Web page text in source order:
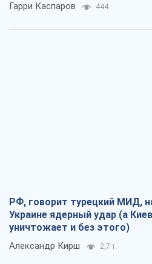
Гарри Каспаров 444
РФ, говорит турецкий МИД,
Украине ядерный удар (а
уничтожает и без этого)
Александр Кирш 2,7 т.